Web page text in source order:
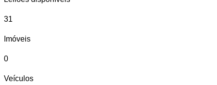
31
Imóveis
0
Veículos